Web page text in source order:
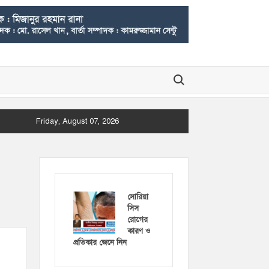
Search for:
Friday, August 07, 2026
সোরিয়া
সিস
রোগের
কারণ ও
প্রতিকার জেনে নিন